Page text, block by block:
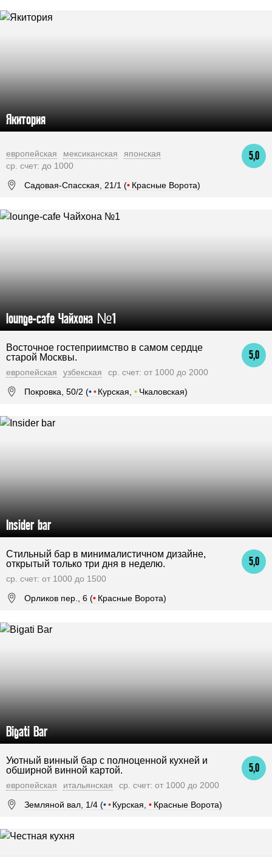
Якитория
5,0
европейская мексиканская
японская
ср. счет: до 1000
Садовая-Спасская, 21/1 (• Красные Ворота)
lounge-cafe Чайхона №1
5,0
Восточное гостеприимство в самом сердце
старой Москвы.
европейская узбекская
ср. счет: от 1000 до 2000
Покровка, 50/2 (•• Курская, • Чкаловская)
Insider bar
5,0
Стильный бар в минималистичном дизайне,
открытый только три дня в неделю.
ср. счет: от 1000 до 1500
Орликов пер., 6 (• Красные Ворота)
Bigati Bar
5,0
Уютный винный бар с полноценной кухней и
обширной винной картой.
европейская итальянская
ср. счет: от 1000 до 2000
Земляной вал, 1/4 (•• Курская, • Красные Ворота)